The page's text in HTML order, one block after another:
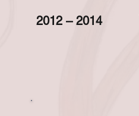
2012 – 2014